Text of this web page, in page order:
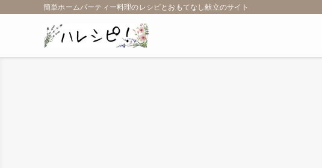
簡単ホームパーティー料理のレシピとおもてなし献立のサイト